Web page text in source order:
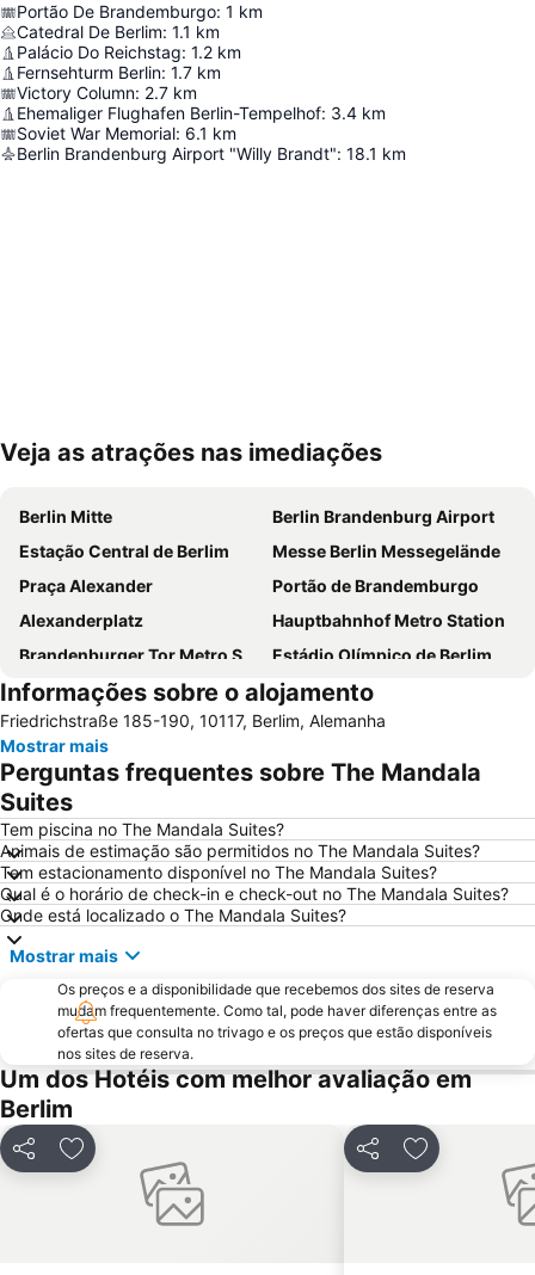
Portão De Brandemburgo: 1 km
Catedral De Berlim: 1.1 km
Palácio Do Reichstag: 1.2 km
Fernsehturm Berlin: 1.7 km
Victory Column: 2.7 km
Ehemaliger Flughafen Berlin-Tempelhof: 3.4 km
Soviet War Memorial: 6.1 km
Berlin Brandenburg Airport "Willy Brandt": 18.1 km
Ampliar mapa
Veja as atrações nas imediações
Berlin Mitte
Berlin Brandenburg Airport
Estação Central de Berlim
Messe Berlin Messegelände
Praça Alexander
Portão de Brandemburgo
Alexanderplatz
Hauptbahnhof Metro Station
Brandenburger Tor Metro Station
Estádio Olímpico de Berlim
Potsdamer Platz
Uber Arena
Zoo Berlim
Alexanderplatz Metro Station
Nollendorfplatz Metro Station
Schöneberg
Neukölln
Checkpoint Charlie
Wintergarten Variety Theater
Kreuzberg
Spandau
Ilha dos Museus - Museumsinsel
ITB - Berlin
Centro Histórico de Potsdam
Jannowitzbrücke Metro Station
Centrum Judaicum
KaDeWe
Friedrichshain
Kurfürstendamm
IFA - Internationale Funkausstellung
Catedral de Berlim
Tempelhof
Pankow
Spielbank Berlin - Am Potsdamer Platz -
Volksbühne am Rosa-Luxemburg-Platz
East-Side-Gallery
Prenzlauer Berg
Rathaus Steglitz Metro Station
Bahnhof Zoologischer Garten
Informações sobre o alojamento
Friedrichstraße 185-190, 10117, Berlim, Alemanha
Mostrar mais
Perguntas frequentes sobre The Mandala
Suites
Tem piscina no The Mandala Suites?
Animais de estimação são permitidos no The Mandala Suites?
Tem estacionamento disponível no The Mandala Suites?
Qual é o horário de check-in e check-out no The Mandala Suites?
Onde está localizado o The Mandala Suites?
Mostrar mais
Os preços e a disponibilidade que recebemos dos sites de reserva
mudam frequentemente. Como tal, pode haver diferenças entre as
ofertas que consulta no trivago e os preços que estão disponíveis
nos sites de reserva.
Um dos Hotéis com melhor avaliação em
Berlim
PartilharAdicionar aos favoritos PartilharAdicionar